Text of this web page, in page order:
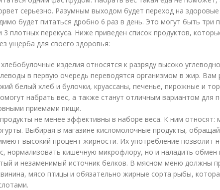
серьезно. Разумным выходом будет переход на
будет питаться дробно 6 раз в день. Это могут быть три
плотных перекуса. Ниже приведен список продуктов,
ущерба для своего здоровья:
изделия относятся к разряду высоко
в первую очередь переводятся организмом в жир. Вам
белый хлеб и булочки, круассаны, печенье, пирожные и
набрать вес, а также станут отличным вариантом для
приемами пищи.
не менее эффективны в наборе веса. К ним относят:
Выбирая в магазине кисломолочные продукты,
высокий процент жирности. Их употребление позволит
нормализовать кишечную микрофлору, но и наладить обмен
и незаменимый источник белков. В мясном меню должны
мясо птицы и обязательно жирные сорта рыбы,